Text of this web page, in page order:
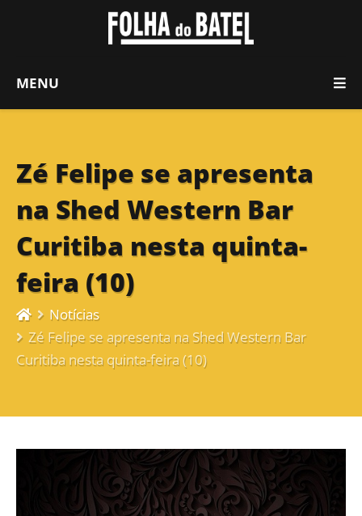
MENU
Zé Felipe se apresenta
na Shed Western Bar
Curitiba nesta quinta-
feira (10)
Notícias
Zé Felipe se apresenta na Shed Western Bar
Curitiba nesta quinta-feira (10)